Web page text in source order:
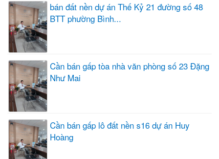
bán đất nền dự án Thế Kỷ 21 đường số 48
BTT phường Bình...
Cần bán gấp tòa nhà văn phòng số 23 Đặng
Như Mai
Cần bán gấp lô đất nền s16 dự án Huy
Hoàng